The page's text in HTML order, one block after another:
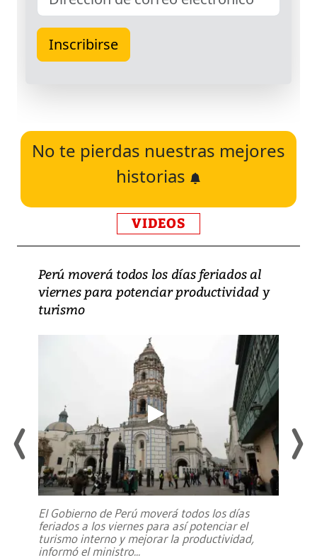
No te pierdas nuestras mejores
historias
VIDEOS
Perú moverá todos los días feriados al
viernes para potenciar productividad y
turismo
El Gobierno de Perú moverá todos los días
feriados a los viernes para así potenciar el
turismo interno y mejorar la productividad,
informó el ministro...